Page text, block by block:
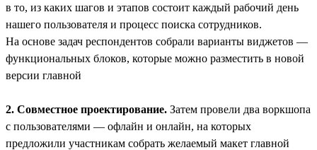
в то, из каких шагов и этапов состоит каждый рабочий день
нашего пользователя и процесс поиска сотрудников.
На основе задач респондентов собрали варианты виджетов —
функциональных блоков, которые можно разместить в новой
версии главной
2. Совместное проектирование. Затем провели два воркшопа
с пользователями — офлайн и онлайн, на которых
предложили участникам собрать желаемый макет главной